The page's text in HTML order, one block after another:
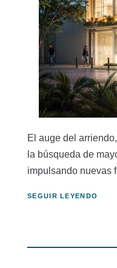
El auge del
la búsqueda de
impulsando nuevas
SEGUIR LEYENDO